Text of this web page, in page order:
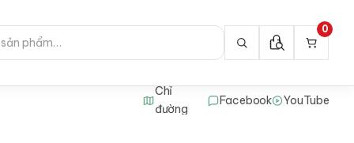
Chỉ
đường
Facebook YouTube
0